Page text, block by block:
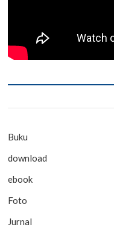
Buku
download
ebook
Foto
Jurnal